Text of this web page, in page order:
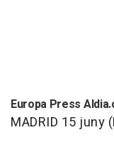
Europa Press
MADRID 15 juny